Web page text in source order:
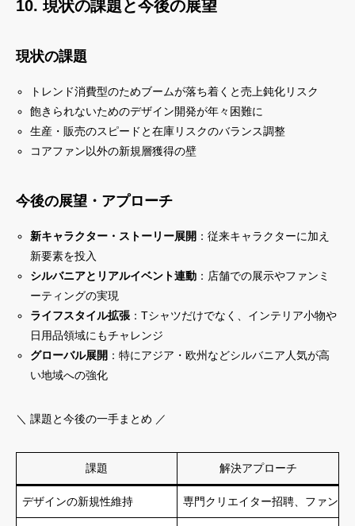
10. 現状の課題と今後の展望
現状の課題
トレンド消費型のためブームが落ち着くと売上鈍化リスク
飽きられないためのデザイン開発が年々困難に
生産・販売のスピードと在庫リスクのバランス調整
コアファン以外の新規層獲得の壁
今後の展望・アプローチ
新キャラクター・ストーリー展開 ：従来キャラクターに加え
新要素を投入
シルバニアとリアルイベント連動 ：店舗での展示やファンミ
ーティングの実現
ライフスタイル拡張 ：Tシャツだけでなく、インテリア小物や
日用品領域にもチャレンジ
グローバル展開 ：特にアジア・欧州などシルバニア人気が高
い地域への強化
＼ 課題と今後の一手まとめ ／
課題 解決アプローチ
デザインの新規性維持 専門クリエイター招聘、ファン参